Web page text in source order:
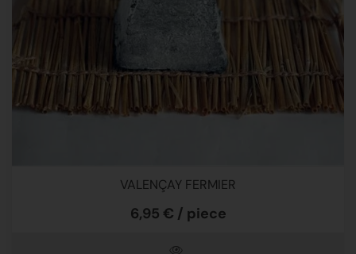
VALENÇAY FERMIER
6,95 € / piece